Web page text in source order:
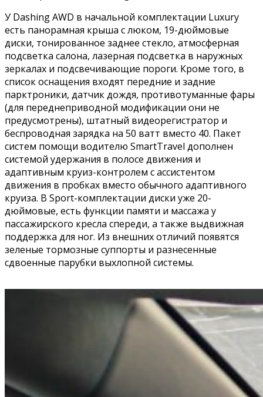
У Dashing AWD в начальной комплектации Luxury
есть панорамная крыша с люком, 19-дюймовые
диски, тонированное заднее стекло, атмосферная
подсветка салона, лазерная подсветка в наружных
зеркалах и подсвечивающие пороги. Кроме того, в
список оснащения входят передние и задние
парктроники, датчик дождя, противотуманные фары
(для переднеприводной модификации они не
предусмотрены), штатный видеорегистратор и
беспроводная зарядка на 50 ватт вместо 40. Пакет
систем помощи водителю SmartTravel дополнен
системой удержания в полосе движения и
адаптивным круиз-контролем с ассистентом
движения в пробках вместо обычного адаптивного
круиза. В Sport-комплектации диски уже 20-
дюймовые, есть функции памяти и массажа у
пассажирского кресла спереди, а также выдвижная
поддержка для ног. Из внешних отличий появятся
зеленые тормозные суппорты и разнесенные
сдвоенные парубки выхлопной системы.